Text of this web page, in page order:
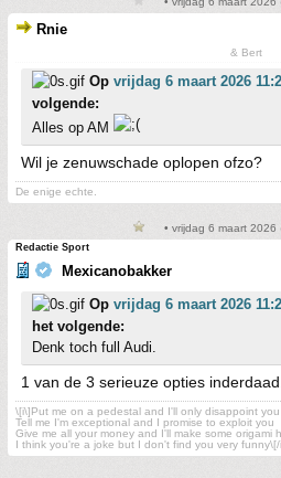
Rnie
& Bert
Op vrijdag 6 maart 2026
volgende:
Alles op AM
Wil je zenuwschade oplopen ofzo?
De enige echte.
• vrijdag 6 maart 2026
Redactie Sport
Mexicanobakker
Op vrijdag 6 maart 2026
het volgende:
Denk toch full Audi.
1 van de 3 serieuze opties inderdaad.
\[i\]Put me on a pedestal and I'll only disappoint you
Tell me I'm exceptional and I promise to exploit you
Give me all your money and I'll make some origami
I think you're a joke but I don't find you very funny\[/